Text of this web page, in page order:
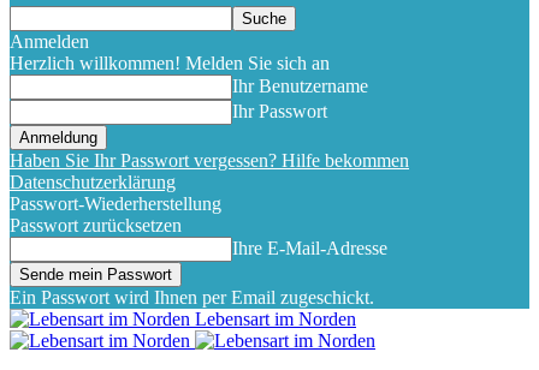
Anmelden
Herzlich willkommen! Melden Sie sich an
Ihr Benutzername
Ihr Passwort
Haben Sie Ihr Passwort vergessen? Hilfe bekommen
Datenschutzerklärung
Passwort-Wiederherstellung
Passwort zurücksetzen
Ihre E-Mail-Adresse
Ein Passwort wird Ihnen per Email zugeschickt.
Lebensart im Norden